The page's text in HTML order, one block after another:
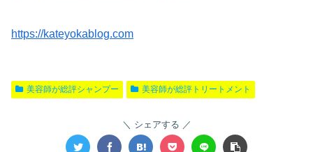
https://kateyokablog.com
美容師が総評シャンプー 美容師が総評トリートメント
シェアする